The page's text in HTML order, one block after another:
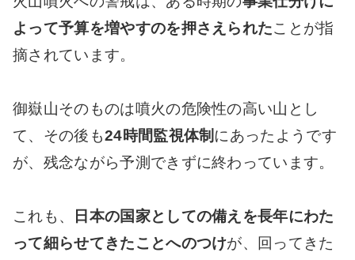
よって予算を増やすのを押さえられたことが指
摘されています。
御嶽山そのものは噴火の危険性の高い山とし
て、その後も24時間監視体制 にあったようです
が、残念ながら予測できずに終わっています。
これも、
日本の国家としての備えを長年にわた
って細らせてきたことへのつけが、回ってきた